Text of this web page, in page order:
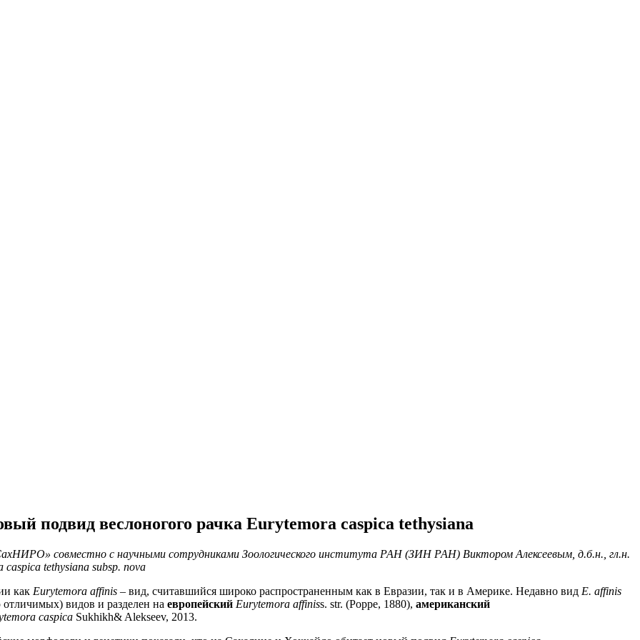
веслоногого рачка Eurytemora caspica tethysiana
совместно с научными сотрудниками Зоологического института РАН (ЗИН РАН) Виктором Алексеевым, д.б.н., гл.н.
tethysiana subsp. nova
как Eurytemora affinis – вид, считавшийся широко распространенным как в Евразии, так и в Америке. Недавно вид E. affinis
видов и разделен на европейский Eurytemora affiniss. str. (Poppe, 1880), американский
caspica Sukhikh& Alekseev, 2013.